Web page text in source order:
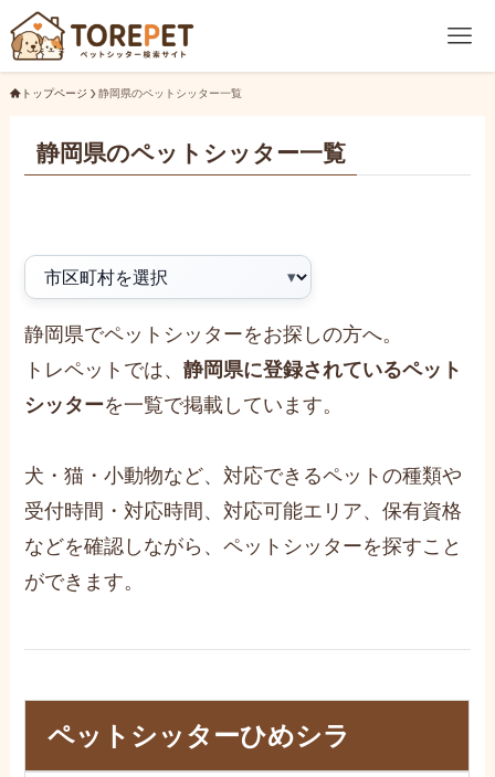
トップページ 静岡県のペットシッター一覧
静岡県のペットシッター一覧
静岡県でペットシッターをお探しの方へ。
トレペットでは、静岡県に登録されているペット
シッターを一覧で掲載しています。
犬・猫・小動物など、対応できるペットの種類や
受付時間・対応時間、対応可能エリア、保有資格
などを確認しながら、ペットシッターを探すこと
ができます。
ペットシッターひめシラ